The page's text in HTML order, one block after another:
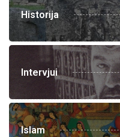
Historija
Intervjui
Islam